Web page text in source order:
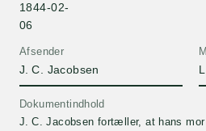
Afsender
J. C. Jacobsen
1844-02-
06
Dokumentindhold
J. C. Jacobsen fortæller, at hans mor